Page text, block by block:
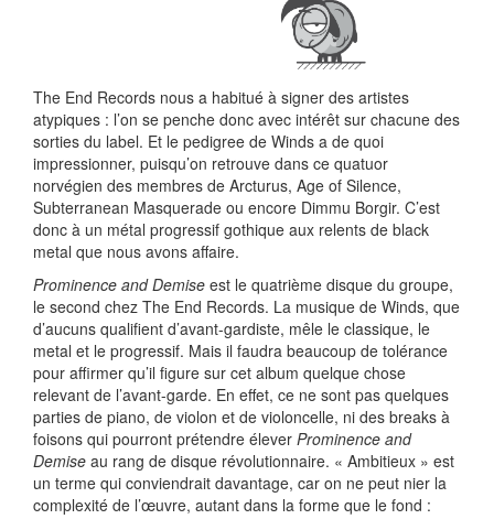
The End Records nous a habitué à signer des artistes
atypiques : l’on se penche donc avec intérêt sur chacune des
sorties du label. Et le pedigree de Winds a de quoi
impressionner, puisqu’on retrouve dans ce quatuor
norvégien des membres de Arcturus, Age of Silence,
Subterranean Masquerade ou encore Dimmu Borgir. C’est
donc à un métal progressif gothique aux relents de black
metal que nous avons affaire.
Prominence and Demise est le quatrième disque du groupe,
le second chez The End Records. La musique de Winds, que
d’aucuns qualifient d’avant-gardiste, mêle le classique, le
metal et le progressif. Mais il faudra beaucoup de tolérance
pour affirmer qu’il figure sur cet album quelque chose
relevant de l’avant-garde. En effet, ce ne sont pas quelques
parties de piano, de violon et de violoncelle, ni des breaks à
foisons qui pourront prétendre élever Prominence and
Demise au rang de disque révolutionnaire. « Ambitieux » est
un terme qui conviendrait davantage, car on ne peut nier la
complexité de l’œuvre, autant dans la forme que le fond :